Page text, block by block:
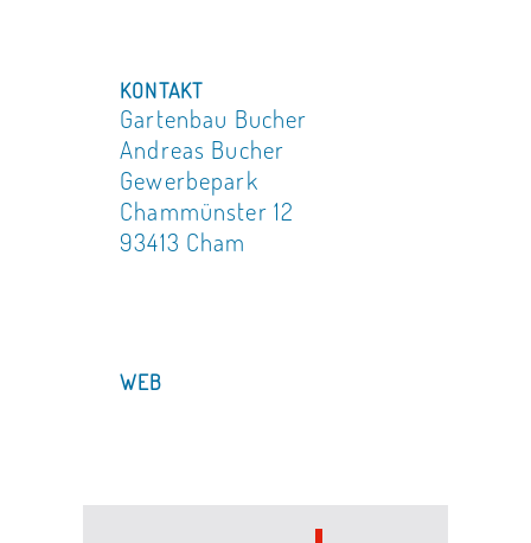
KONTAKT
Gartenbau Bucher
Andreas Bucher
Gewerbepark
Chammünster 12
93413 Cham
WEB